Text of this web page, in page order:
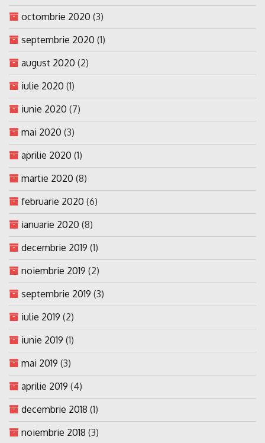
octombrie 2020 (3)
septembrie 2020 (1)
august 2020 (2)
iulie 2020 (1)
iunie 2020 (7)
mai 2020 (3)
aprilie 2020 (1)
martie 2020 (8)
februarie 2020 (6)
ianuarie 2020 (8)
decembrie 2019 (1)
noiembrie 2019 (2)
septembrie 2019 (3)
iulie 2019 (2)
iunie 2019 (1)
mai 2019 (3)
aprilie 2019 (4)
decembrie 2018 (1)
noiembrie 2018 (3)